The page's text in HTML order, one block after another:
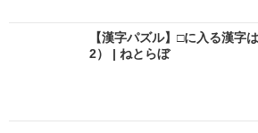
【漢字パズル】□に入る漢字
2） | ねとらぼ